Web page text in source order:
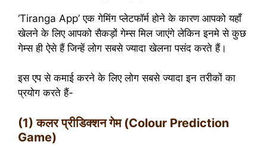
‘Tiranga App’ एक गेमिंग प्लेटफॉर्म होने के कारण आपको यहाँ
खेलने के लिए आपको सैकड़ों गेम्स मिल जाएंगे लेकिन इनमे से कुछ
गेम्स ही ऐसे हैं जिन्हें लोग सबसे ज्यादा खेलना पसंद करते हैं।
इस एप से कमाई करने के लिए लोग सबसे ज्यादा इन तरीकों का
प्रयोग करते हैं-
(1) कलर प्रीडिक्शन गेम (Colour Prediction
Game)